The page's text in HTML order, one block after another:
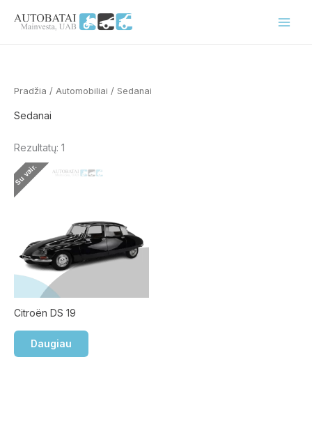
prie
Pradžia / Automobiliai / Sedanai
Sedanai
Rezultatų: 1
Citroën DS 19
Daugiau
Su vair.